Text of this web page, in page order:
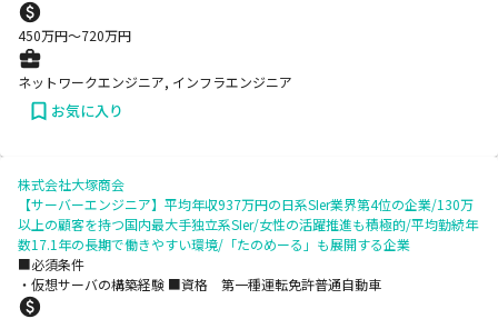
450万円〜720万円
ネットワークエンジニア, インフラエンジニア
お気に入り
株式会社大塚商会
【サーバーエンジニア】平均年収937万円の日系SIer業界第4位の企業/130万
以上の顧客を持つ国内最大手独立系SIer/女性の活躍推進も積極的/平均勤続年
数17.1年の長期で働きやすい環境/「たのめーる」も展開する企業
■必須条件
・仮想サーバの構築経験 ■資格 第一種運転免許普通自動車